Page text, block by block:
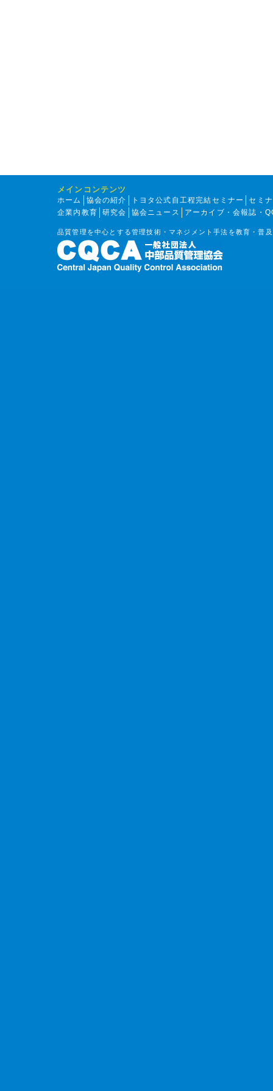
メインコンテンツ
ホーム 協会の紹介 トヨタ公式自工程完結セミナー
セミ
企業内教育
研究会 協会ニュース アーカイブ・会報誌・
品質管理を中心とする管理技術・マネジメント手法を教育・普